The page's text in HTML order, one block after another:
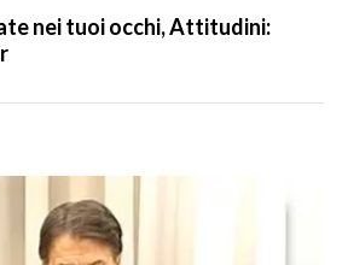
nei tuoi occhi, Attitudini: